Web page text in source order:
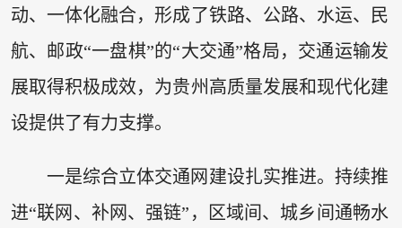
动、一体化融合，形成了铁路、公路、水运、民
航、邮政“一盘棋”的“大交通”格局，交通运输发
展取得积极成效，为贵州高质量发展和现代化建
设提供了有力支撑。
一是综合立体交通网建设扎实推进。持续推
进“联网、补网、强链”，区域间、城乡间通畅水